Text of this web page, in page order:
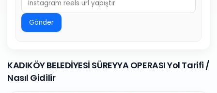
Gönder
KADIKÖY BELEDİYESİ SÜREYYA OPERASI Yol Tarifi /
Nasıl Gidilir